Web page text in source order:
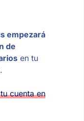
empezará
de
en tu
cuenta en